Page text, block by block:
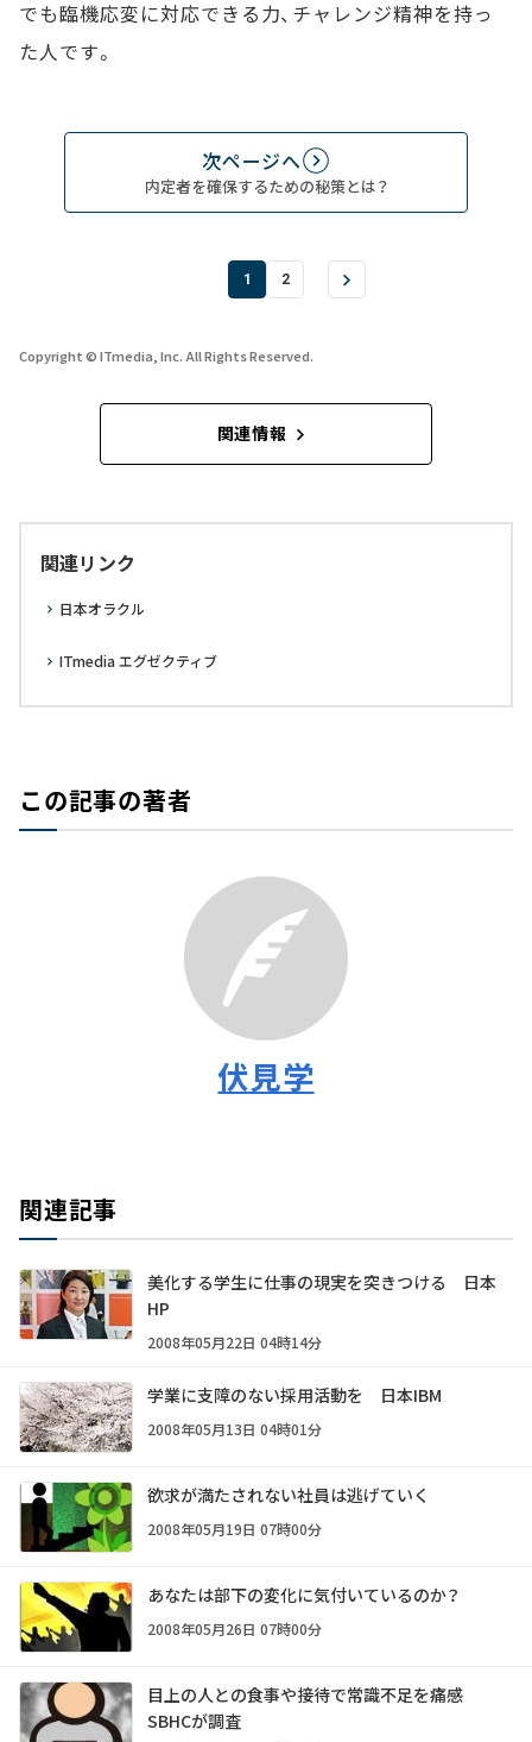
でも臨機応変に対応できる力、チャレンジ精神を持っ
た人です。
次ページへ
内定者を確保するための秘策とは？
1 2
Copyright © ITmedia, Inc. All Rights Reserved.
関連情報
関連リンク
日本オラクル
ITmedia エグゼクティブ
この記事の著者
伏見学
関連記事
美化する学生に仕事の現実を突きつける 日本
HP
2008年05月22日 04時14分
学業に支障のない採用活動を 日本IBM
2008年05月13日 04時01分
欲求が満たされない社員は逃げていく
2008年05月19日 07時00分
あなたは部下の変化に気付いているのか？
2008年05月26日 07時00分
目上の人との食事や接待で常識不足を痛感
SBHCが調査